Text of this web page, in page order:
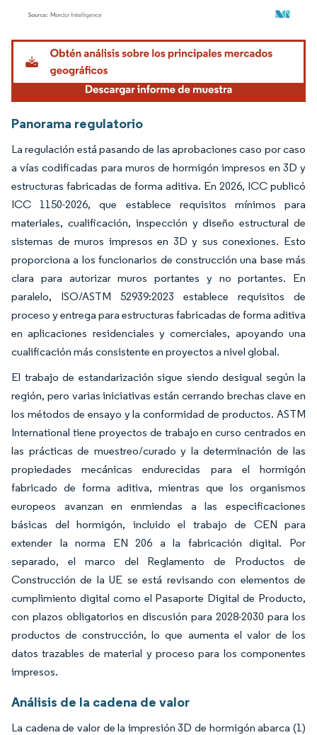
Imagen © Mordor Intelligence. El uso requiere atribución según CC BY 4.0.
Panorama regulatorio
La regulación está pasando de las aprobaciones caso por caso
a vías codificadas para muros de hormigón impresos en 3D y
estructuras fabricadas de forma aditiva. En 2026, ICC publicó
ICC 1150-2026, que establece requisitos mínimos para
materiales, cualificación, inspección y diseño estructural de
sistemas de muros impresos en 3D y sus conexiones. Esto
proporciona a los funcionarios de construcción una base más
clara para autorizar muros portantes y no portantes. En
paralelo, ISO/ASTM 52939:2023 establece requisitos de
proceso y entrega para estructuras fabricadas de forma aditiva
en aplicaciones residenciales y comerciales, apoyando una
cualificación más consistente en proyectos a nivel global.
El trabajo de estandarización sigue siendo desigual según la
región, pero varias iniciativas están cerrando brechas clave en
los métodos de ensayo y la conformidad de productos. ASTM
International tiene proyectos de trabajo en curso centrados en
las prácticas de muestreo/curado y la determinación de las
propiedades mecánicas endurecidas para el hormigón
fabricado de forma aditiva, mientras que los organismos
europeos avanzan en enmiendas a las especificaciones
básicas del hormigón, incluido el trabajo de CEN para
extender la norma EN 206 a la fabricación digital. Por
separado, el marco del Reglamento de Productos de
Construcción de la UE se está revisando con elementos de
cumplimiento digital como el Pasaporte Digital de Producto,
con plazos obligatorios en discusión para 2028-2030 para los
productos de construcción, lo que aumenta el valor de los
datos trazables de material y proceso para los componentes
impresos.
Análisis de la cadena de valor
La cadena de valor de la impresión 3D de hormigón abarca (1)